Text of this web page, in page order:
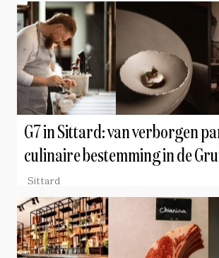
G7 in Sittard: van verborgen
culinaire bestemming in de
Sittard